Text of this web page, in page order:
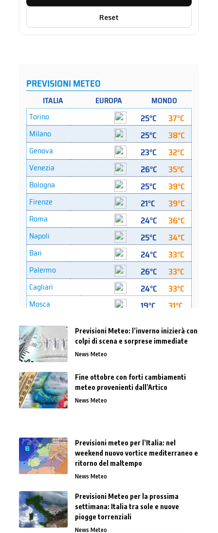
Reset
Previsioni Meteo: l’inverno inizierà con
colpi di scena e sorprese immediate
News Meteo
Fine ottobre con forti cambiamenti
meteo provenienti dall’Artico
News Meteo
Previsioni meteo per l’Italia: nel
weekend nuovo vortice mediterraneo e
ritorno del maltempo
News Meteo
Previsioni Meteo per la prossima
settimana: Italia tra sole e nuove
piogge torrenziali
News Meteo